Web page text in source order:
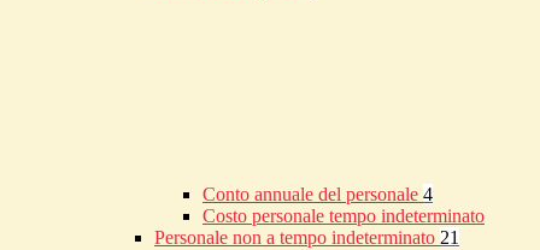
Conto annuale del personale 4
Costo personale tempo indeterminato
Personale non a tempo indeterminato 21